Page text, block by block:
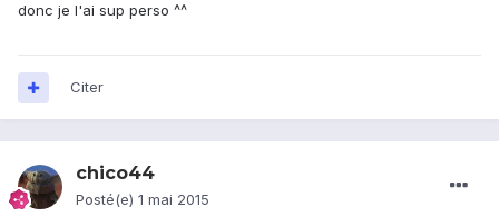
donc je l'ai sup perso ^^
Citer
chico44
Posté(e) 1 mai 2015